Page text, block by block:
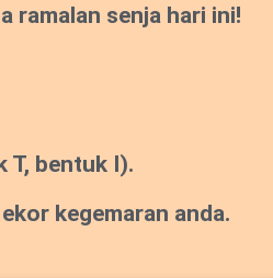
ramalan senja hari ini!
T, bentuk I).
kegemaran anda.